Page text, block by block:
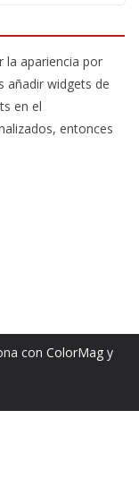
la apariencia por
añadir widgets de
en el
entonces
con ColorMag y